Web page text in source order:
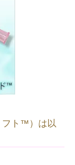
フト™）は以